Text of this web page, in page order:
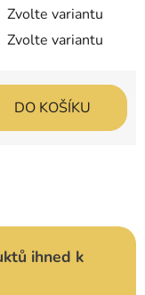
Zvolte variantu
Zvolte variantu
DO KOŠÍKU
ihned k